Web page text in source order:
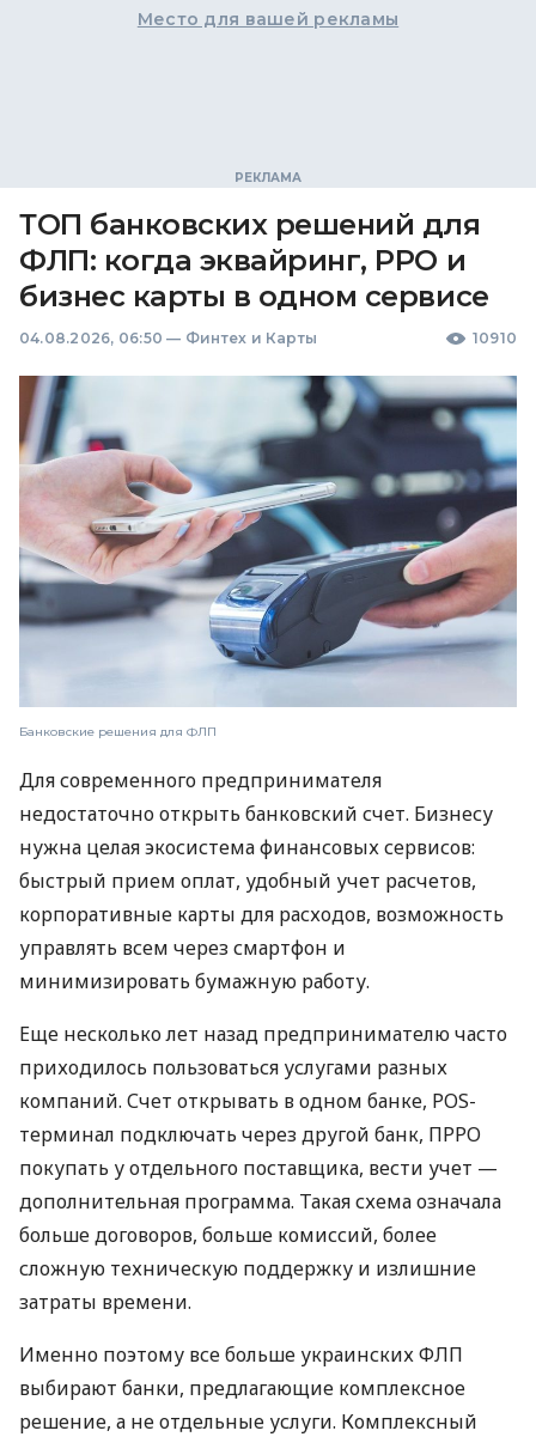
Место для вашей рекламы
ТОП банковских решений для
ФЛП: когда эквайринг, РРО и
бизнес карты в одном сервисе
04.08.2026, 06:50 — Финтех и Карты 10910
Банковские решения для ФЛП
Для современного предпринимателя
недостаточно открыть банковский счет. Бизнесу
нужна целая экосистема финансовых сервисов:
быстрый прием оплат, удобный учет расчетов,
корпоративные карты для расходов, возможность
управлять всем через смартфон и
минимизировать бумажную работу.
Еще несколько лет назад предпринимателю часто
приходилось пользоваться услугами разных
компаний. Счет открывать в одном банке, POS-
терминал подключать через другой банк, ПРРО
покупать у отдельного поставщика, вести учет —
дополнительная программа. Такая схема означала
больше договоров, больше комиссий, более
сложную техническую поддержку и излишние
затраты времени.
Именно поэтому все больше украинских ФЛП
выбирают банки, предлагающие комплексное
решение, а не отдельные услуги. Комплексный